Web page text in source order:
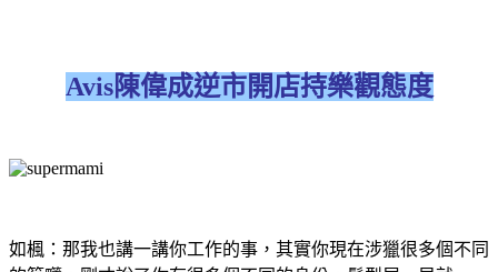
Avis陳偉成逆市開店持樂觀態度
如楓：那我也講一講你工作的事，其實你現在涉獵很多個不同